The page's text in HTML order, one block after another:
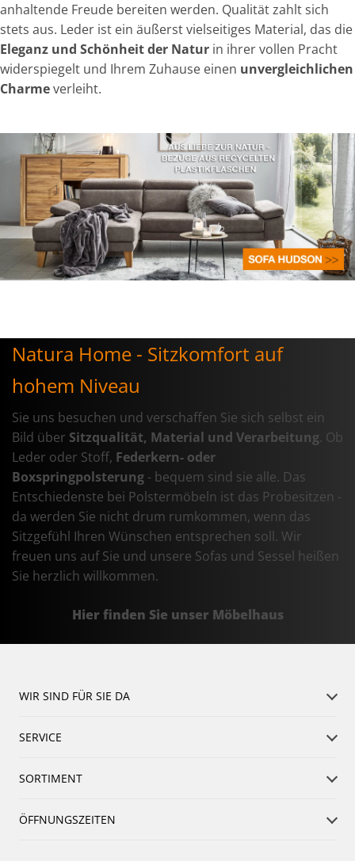
anhaltende Freude bereiten werden. Qualität zahlt sich
stets aus. Leder ist ein äußerst vielseitiges Material, das die
Eleganz und Schönheit der Natur in ihrer vollen Pracht
widerspiegelt und Ihrem Zuhause einen unvergleichlichen
Charmeverleiht.
Natura Home - Sitzkomfort auf
hohem Niveau
Sie uns besuchen und verschaffen Sie sich selbst ein
Bild über Sitzqualität, Material und Verarbeitung. Ob
Leder oder Stoff, Federkern- oder
Boxspringpolsterung - bequem sind sie alle. Das
Entschiedenste bei Polstermöbeln ist das Probesitzen -
da werden Sie nicht drum rumkommen, wenn das
Sitzgefühl Ihren Wünschen entsprechen soll. Wir
freuen uns auf Sie und unsere Sofas und Sessel heißen
Sie herzlich willkommen.
Hier finden Sie unser Möbelhaus
WIR SIND FÜR SIE DA
SERVICE
SORTIMENT
ÖFFNUNGSZEITEN